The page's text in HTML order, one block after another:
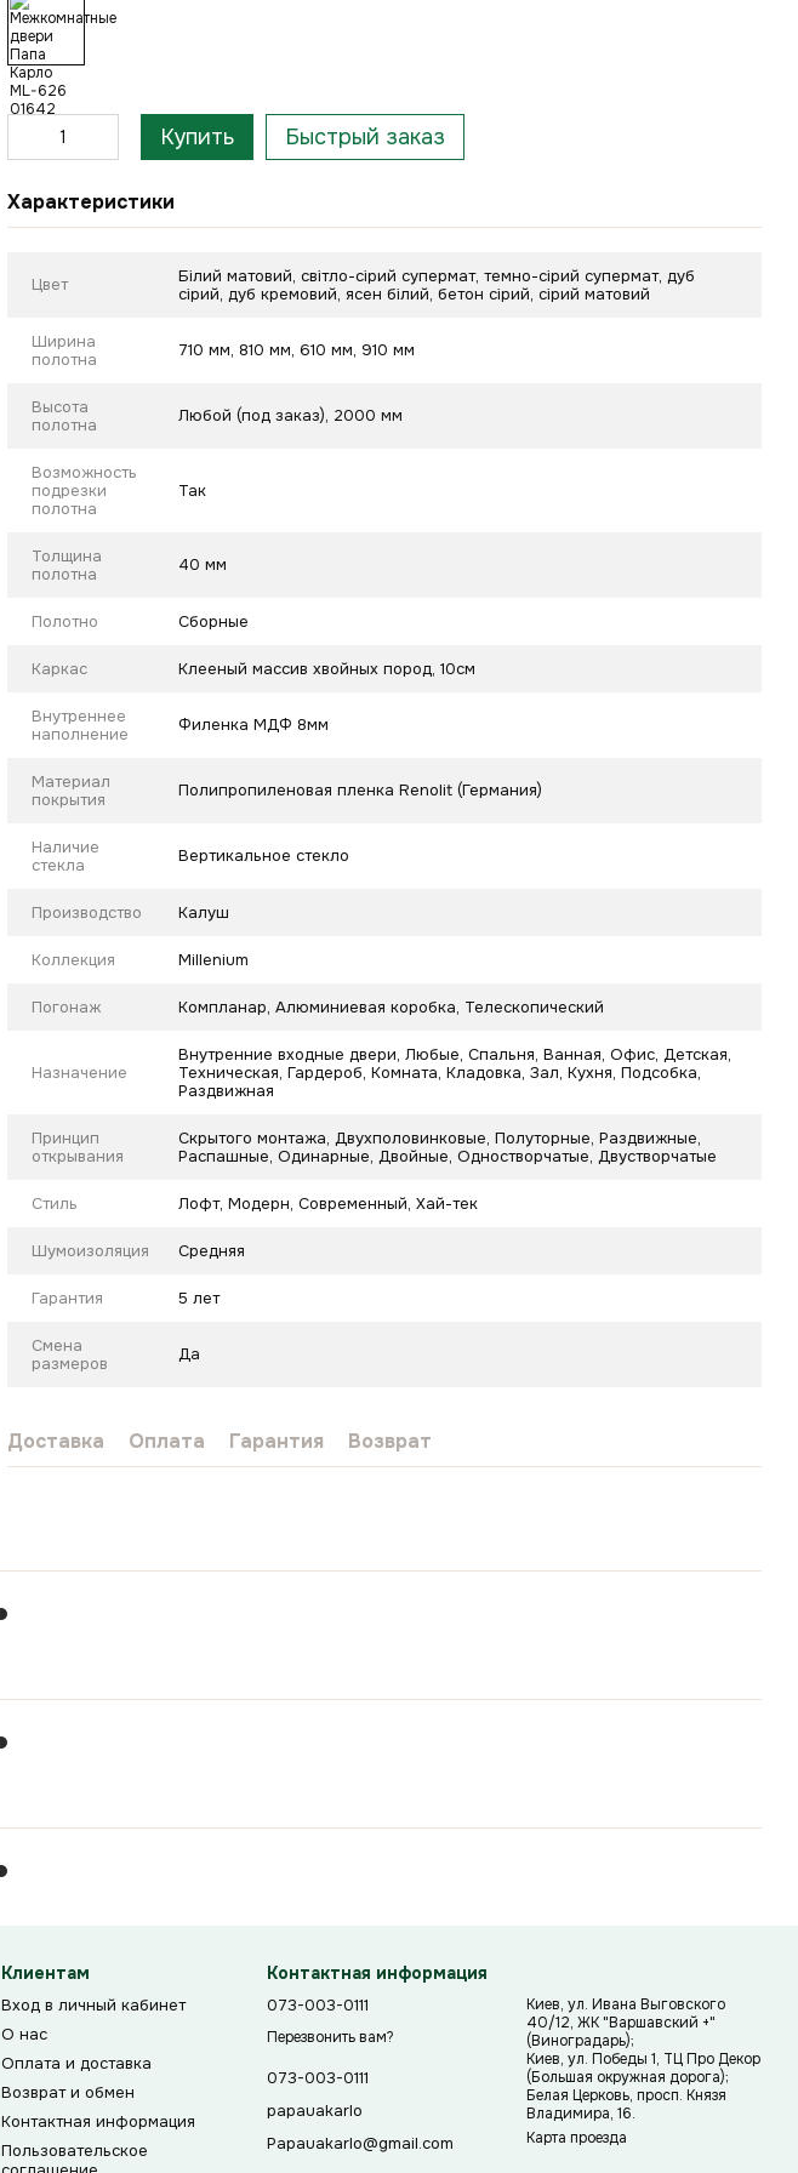
Купить Быстрый заказ
Характеристики
Цвет
Білий матовий, світло-сірий супермат, темно-сірий супермат, дуб
сірий, дуб кремовий, ясен білий, бетон сірий, сірий матовий
Ширина
полотна
710 мм, 810 мм, 610 мм, 910 мм
Высота
полотна
Любой (под заказ), 2000 мм
Возможность
подрезки
полотна
Так
Толщина
полотна
40 мм
Полотно Сборные
Каркас Клееный массив хвойных пород, 10см
Внутреннее
наполнение
Филенка МДФ 8мм
Материал
покрытия
Полипропиленовая пленка Renolit (Германия)
Наличие
стекла
Вертикальное стекло
Производство Калуш
Коллекция Millenium
Погонаж Компланар, Алюминиевая коробка, Телескопический
Назначение
Внутренние входные двери, Любые, Спальня, Ванная, Офис, Детская,
Техническая, Гардероб, Комната, Кладовка, Зал, Кухня, Подсобка,
Раздвижная
Принцип
открывания
Скрытого монтажа, Двухполовинковые, Полуторные, Раздвижные,
Распашные, Одинарные, Двойные, Одностворчатые, Двустворчатые
Стиль Лофт, Модерн, Современный, Хай-тек
Шумоизоляция Средняя
Гарантия 5 лет
Смена
размеров
Да
Доставка Оплата Гарантия Возврат
Клиентам
Вход в личный кабинет
О нас
Оплата и доставка
Возврат и обмен
Контактная информация
Пользовательское
Контактная информация
073-003-0111
Перезвонить вам?
073-003-0111
papauakarlo
Papauakarlo@gmail.com
Киев, ул. Ивана Выговского
40/12, ЖК "Варшавский +"
(Виноградарь);
Киев, ул. Победы 1, ТЦ Про Декор
(Большая окружная дорога);
Белая Церковь, просп. Князя
Владимира, 16.
Карта проезда